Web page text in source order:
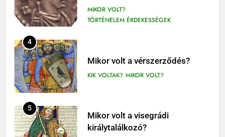
MIKOR VOLT?
TÖRTÉNELEM ÉRDEKESSÉGEK
4
Mikor volt a vérszerződés?
KIK VOLTAK? MIKOR VOLT?
5
Mikor volt a visegrádi
királytalálkozó?
9-12. OSZTÁLY OLVASÓNAPLÓ
1-4. OSZTÁLY OLVASÓNAPLÓ
olvasónapló
5. OSZTÁLY OLVASÓNAPLÓ